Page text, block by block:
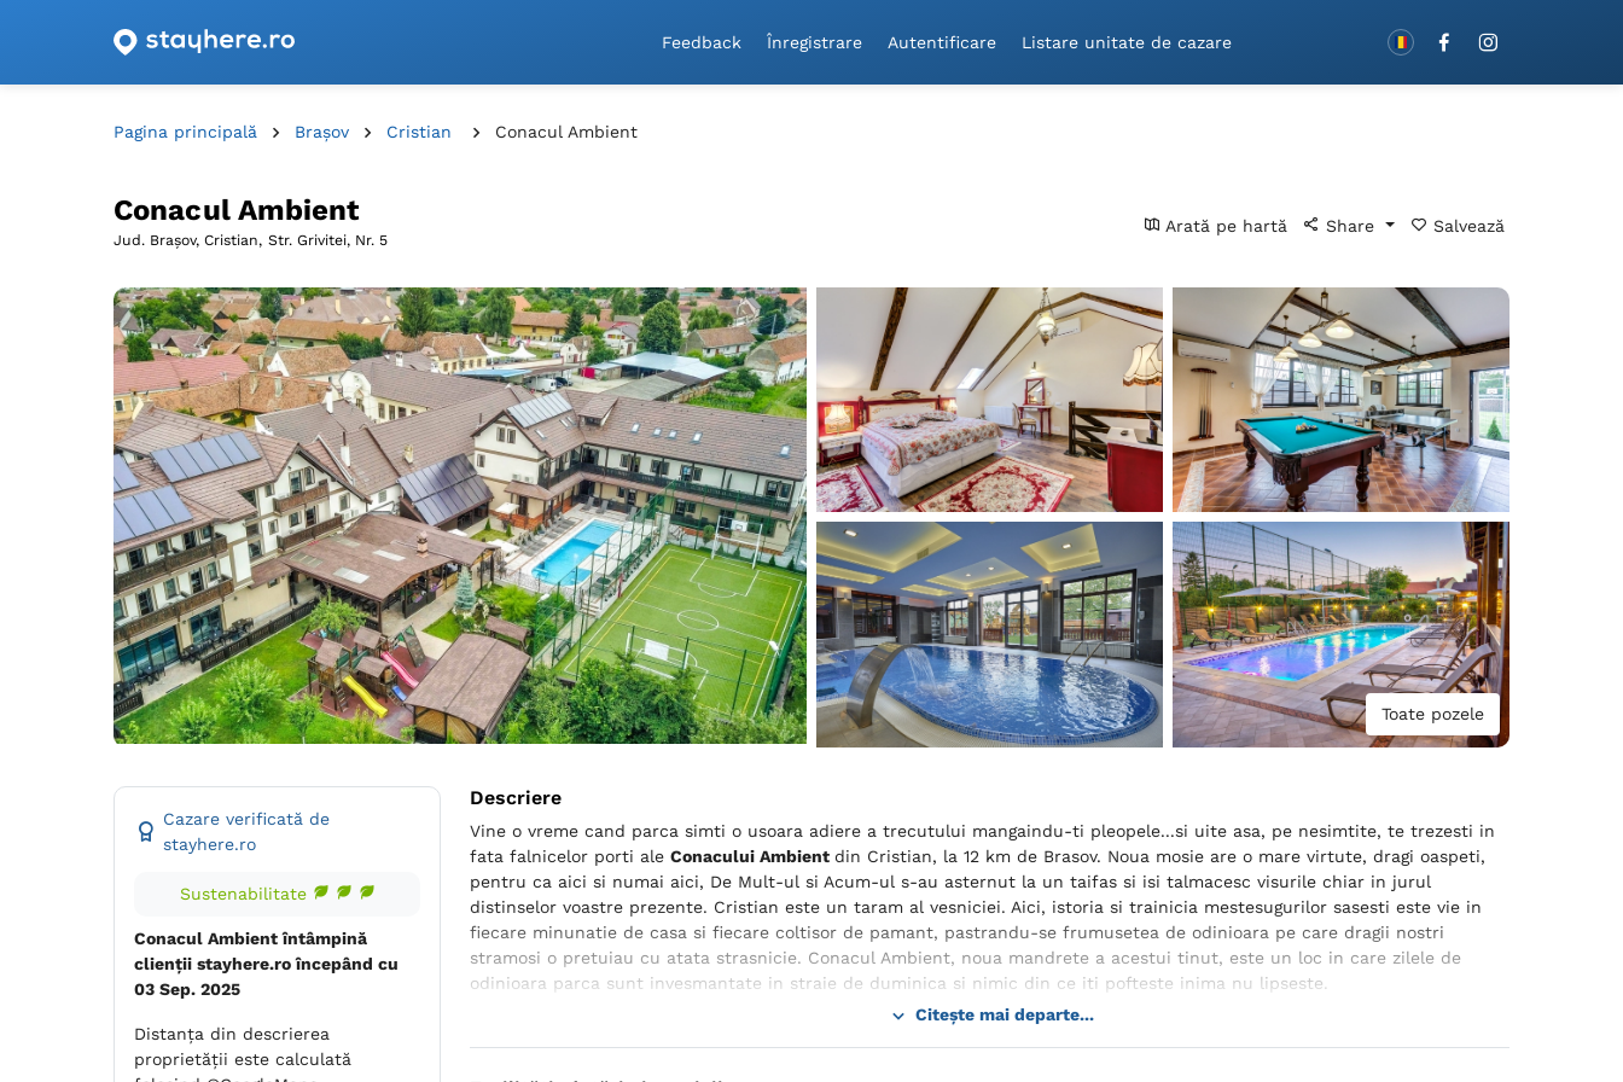
Feedback
Înregistrare Autentificare Listare unitate de cazare
Pagina principală Brașov Cristian Conacul Ambient
Conacul Ambient
Jud. Brașov, Cristian, Str. Grivitei, Nr. 5
Arată pe hartă Share Salvează
Toate pozele
Cazare verificată de
stayhere.ro
Sustenabilitate
Conacul Ambient întâmpină
clienții stayhere.ro începând cu
03 Sep. 2025
Distanța din descrierea
proprietății este calculată
Descriere
Vine o vreme cand parca simti o usoara adiere a trecutului mangaindu-ti pleopele...si uite asa, pe nesimtite, te trezesti in
fata falnicelor porti ale Conacului Ambient din Cristian, la 12 km de Brasov. Noua mosie are o mare virtute, dragi oaspeti,
pentru ca aici si numai aici, De Mult-ul si Acum-ul s-au asternut la un taifas si isi talmacesc visurile chiar in jurul
distinselor voastre prezente. Cristian este un taram al vesniciei. Aici, istoria si trainicia mestesugurilor sasesti este vie in
fiecare minunatie de casa si fiecare coltisor de pamant, pastrandu-se frumusetea de odinioara pe care dragii nostri
stramosi o pretuiau cu atata strasnicie. Conacul Ambient, noua mandrete a acestui tinut, este un loc in care zilele de
odinioara parca sunt invesmantate in straie de duminica si nimic din ce iti pofteste inima nu lipseste.
Miresme imbelsugate. O mosie ca si Conacul Ambient trebuie sa isi intampine oamenii dupa datina stramoseasca cu
ospitalitate si voie buna. Ce loc mai bun sa simtiti toate aceste decat sala mare de ospat? Indestulata pentru 50 de
oameni , sala cea mare este rupta parca din povestile cu consanzene, neasemuit de dichisita cu catifele, scaune pictate,
Citește mai departe...